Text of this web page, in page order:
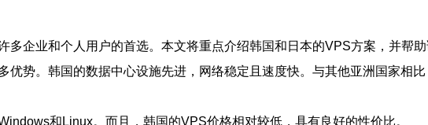
企业和个人用户的首选。本文将重点介绍韩国和日本的VPS方案，并帮助
势。韩国的数据中心设施先进，网络稳定且速度快。与其他亚洲国家相
和Linux。而且，韩国的VPS价格相对较低，具有良好的性价比。